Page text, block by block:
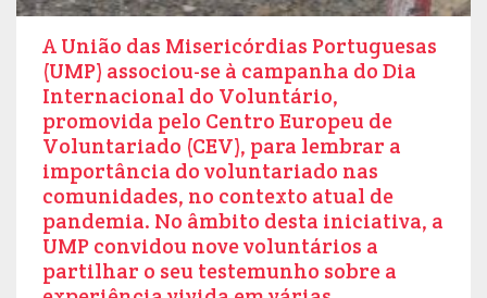
A União das Misericórdias Portuguesas
(UMP) associou-se à campanha do Dia
Internacional do Voluntário,
promovida pelo Centro Europeu de
Voluntariado (CEV), para lembrar a
importância do voluntariado nas
comunidades, no contexto atual de
pandemia. No âmbito desta iniciativa, a
UMP convidou nove voluntários a
partilhar o seu testemunho sobre a